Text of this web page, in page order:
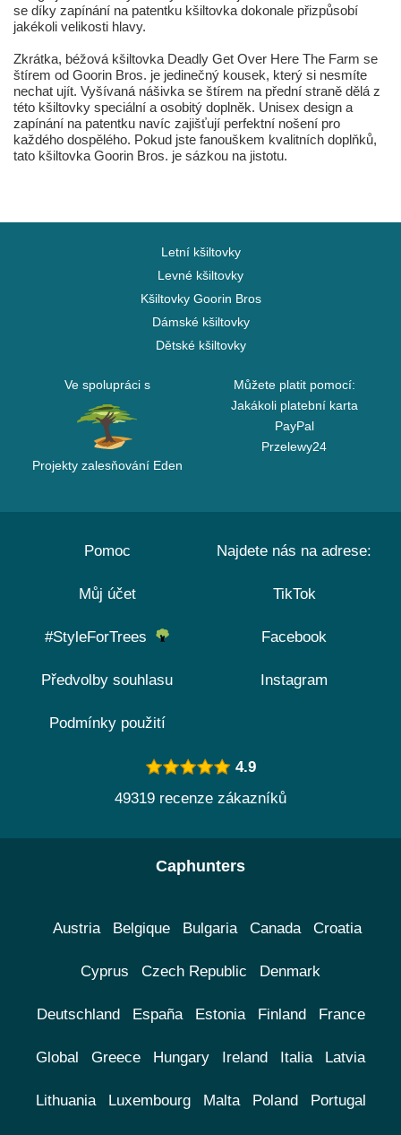
se díky zapínání na patentku kšiltovka dokonale přizpůsobí
jakékoli velikosti hlavy.
Zkrátka, béžová kšiltovka Deadly Get Over Here The Farm se
štírem od Goorin Bros. je jedinečný kousek, který si nesmíte
nechat ujít. Vyšívaná nášivka se štírem na přední straně dělá z
této kšiltovky speciální a osobitý doplněk. Unisex design a
zapínání na patentku navíc zajišťují perfektní nošení pro
každého dospělého. Pokud jste fanouškem kvalitních doplňků,
tato kšiltovka Goorin Bros. je sázkou na jistotu.
Letní kšiltovky
Levné kšiltovky
Kšiltovky Goorin Bros
Dámské kšiltovky
Dětské kšiltovky
Ve spolupráci s
Projekty zalesňování Eden
Můžete platit pomocí:
Jakákoli platební karta
PayPal
Przelewy24
Pomoc
Můj účet
#StyleForTrees
Předvolby souhlasu
Podmínky použití
Najdete nás na adrese:
TikTok
Facebook
Instagram
4.9
49319 recenze zákazníků
Caphunters
Austria Belgique Bulgaria Canada Croatia
Cyprus Czech Republic Denmark
Deutschland España Estonia Finland France
Global Greece Hungary Ireland Italia Latvia
Lithuania Luxembourg Malta Poland Portugal